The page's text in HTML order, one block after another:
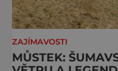
ZAJÍMAVOSTI
MŮSTEK: